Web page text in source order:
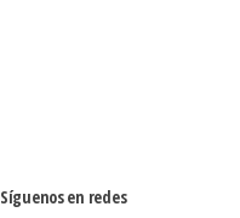
Síguenos en redes